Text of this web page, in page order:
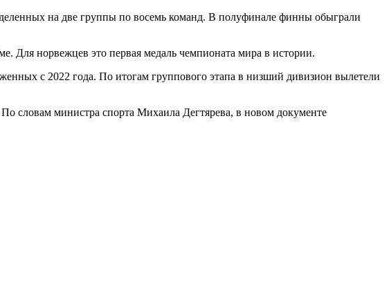
на две группы по восемь команд. В полуфинале финны обыграли
Для норвежцев это первая медаль чемпионата мира в истории.
с 2022 года. По итогам группового этапа в низший дивизион вылетели
словам министра спорта Михаила Дегтярева, в новом документе